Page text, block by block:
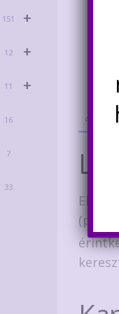
+
151
+
12
+
11
16
7
33